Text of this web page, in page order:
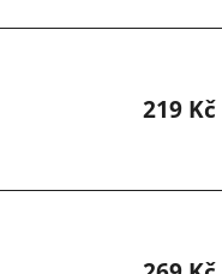
219 Kč